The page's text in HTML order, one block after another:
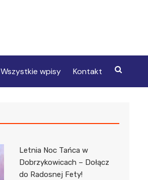
Wszystkie wpisy Kontakt
Letnia Noc Tańca w
Dobrzykowicach – Dołącz
do Radosnej Fety!